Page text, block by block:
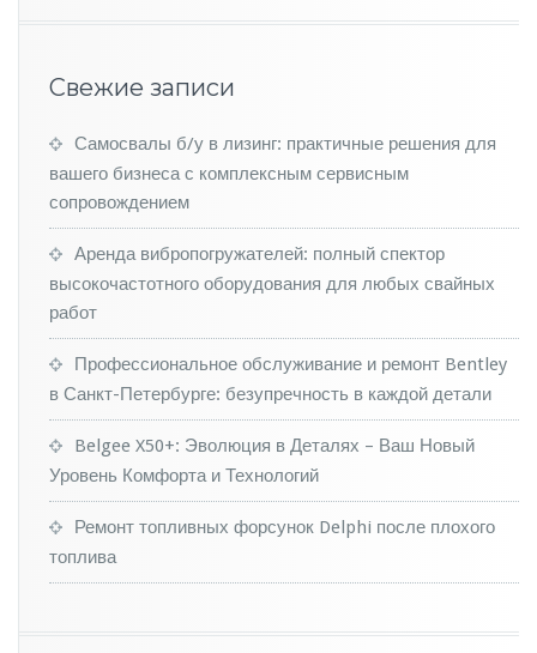
Свежие записи
Самосвалы б/у в лизинг: практичные решения для
вашего бизнеса с комплексным сервисным
сопровождением
Аренда вибропогружателей: полный спектор
высокочастотного оборудования для любых свайных
работ
Профессиональное обслуживание и ремонт Bentley
в Санкт-Петербурге: безупречность в каждой детали
Belgee X50+: Эволюция в Деталях – Ваш Новый
Уровень Комфорта и Технологий
Ремонт топливных форсунок Delphi после плохого
топлива